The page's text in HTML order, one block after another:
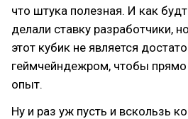
что штука полезная. И как
делали ставку разработчики,
этот кубик не является
геймчейндежром, чтобы
опыт.
Ну и раз уж пусть и вскользь